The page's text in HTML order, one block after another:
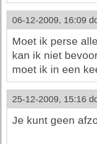
06-12-2009, 16:09
Moet ik perse
kan ik niet
moet ik in een
25-12-2009, 15:16
Je kunt geen